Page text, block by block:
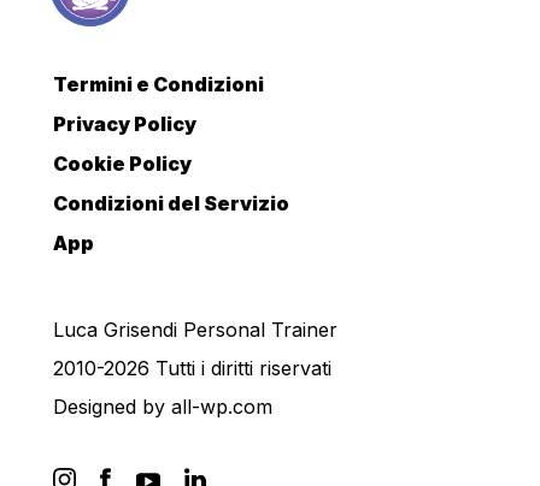
Termini e Condizioni
Privacy Policy
Cookie Policy
Condizioni del Servizio
App
Luca Grisendi Personal Trainer
2010-2026 Tutti i diritti riservati
Designed by all-wp.com